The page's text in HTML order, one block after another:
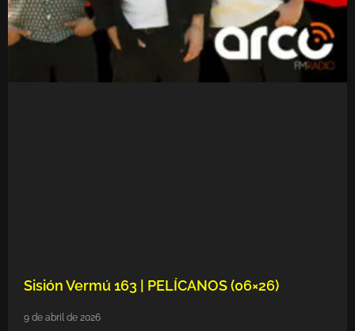
Sisión Vermú 163 | PELÍCANOS (06×26)
9 de abril de 2026